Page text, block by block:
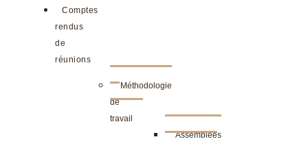
Comptes
rendus
de
réunions
Méthodologie
de
travail
Assemblées